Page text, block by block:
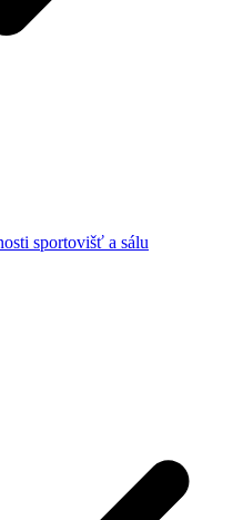
sportovišť a sálu